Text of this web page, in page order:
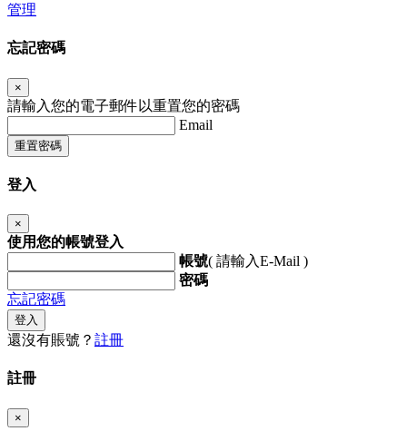
管理
忘記密碼
×
請輸入您的電子郵件以重置您的密碼
Email
重置密碼
登入
×
使用您的帳號登入
帳號( 請輸入E-Mail )
密碼
忘記密碼
登入
還沒有賬號？ 註冊
註冊
×